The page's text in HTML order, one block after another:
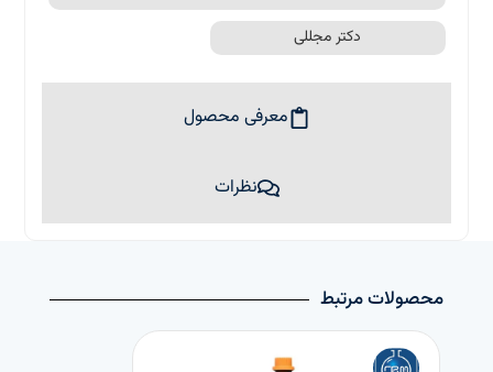
معرفی محصول
نظرات
دکتر مجللی
محصولات مرتبط